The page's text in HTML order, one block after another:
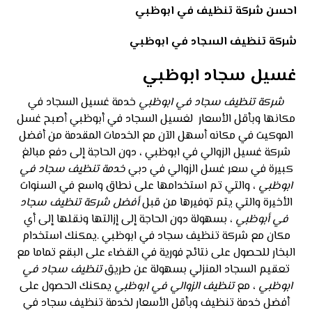
احسن شركة تنظيف في ابوظبي
شركة تنظيف السجاد في ابوظبي
غسيل سجاد ابوظبي
شركة تنظيف سجاد في ابوظبي خدمة غسيل السجاد في
مكانها وبأقل الأسعار لغسيل السجاد في أبوظبي أصبح غسل
الموكيت في مكانه أسهل الآن مع الخدمات المقدمة من أفضل
شركة غسيل الزوالي في ابوظبي ، دون الحاجة إلى دفع مبالغ
كبيرة في سعر غسل الزوالي في دبيخدمة تنظيف سجاد في
ابوظبي ، والتي تم استخدامها على نطاق واسع في السنوات
الأخيرة والتي يتم توفيرها من قبلأفضل شركة تنظيف سجاد
في أبوظبي ، بسهولة دون الحاجة إلى إزالتها ونقلها إلى أي
مكان مع شركة تنظيف سجاد في ابوظبي .يمكنك استخدام
البخار للحصول على نتائج فورية في القضاء على البقع تماما مع
تعقيم السجاد المنزلي بسهولة عن طريقتنظيف سجاد في
ابوظبي ، معتنظيف الزوالي في ابوظبي يمكنك الحصول على
أفضل خدمة تنظيف وبأقل الأسعار لخدمة تنظيف سجاد في